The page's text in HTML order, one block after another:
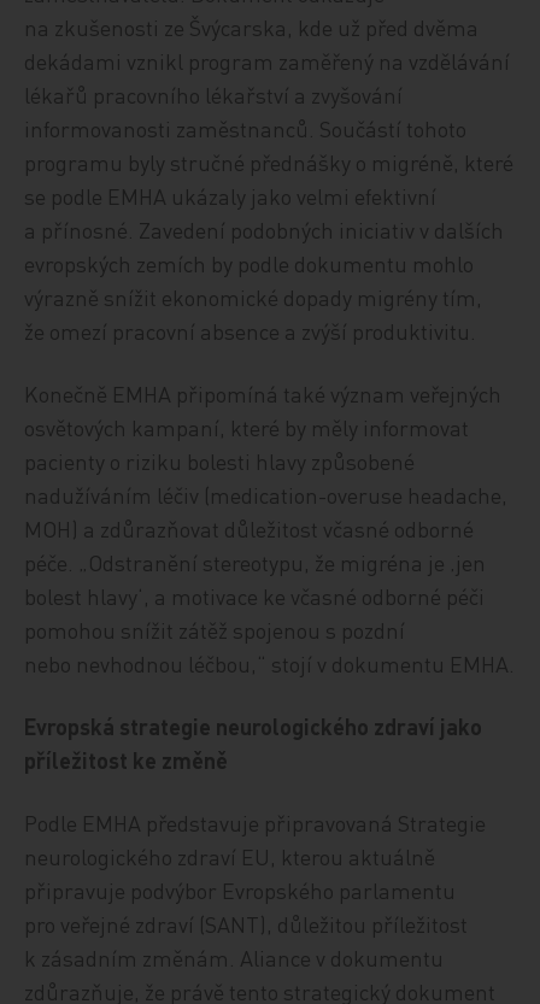
na zkušenosti ze Švýcarska, kde už před dvěma
dekádami vznikl program zaměřený na vzdělávání
lékařů pracovního lékařství a zvyšování
informovanosti zaměstnanců. Součástí tohoto
programu byly stručné přednášky o migréně, které
se podle EMHA ukázaly jako velmi efektivní
a přínosné. Zavedení podobných iniciativ v dalších
evropských zemích by podle dokumentu mohlo
výrazně snížit ekonomické dopady migrény tím,
že omezí pracovní absence a zvýší produktivitu.
Konečně EMHA připomíná také význam veřejných
osvětových kampaní, které by měly informovat
pacienty o riziku bolesti hlavy způsobené
nadužíváním léčiv (medication-overuse headache,
MOH) a zdůrazňovat důležitost včasné odborné
péče. „Odstranění stereotypu, že migréna je ‚jen
bolest hlavy‘, a motivace ke včasné odborné péči
pomohou snížit zátěž spojenou s pozdní
nebo nevhodnou léčbou,“ stojí v dokumentu EMHA.
Evropská strategie neurologického zdraví jako
příležitost ke změně
Podle EMHA představuje připravovaná Strategie
neurologického zdraví EU, kterou aktuálně
připravuje podvýbor Evropského parlamentu
pro veřejné zdraví (SANT), důležitou příležitost
k zásadním změnám. Aliance v dokumentu
zdůrazňuje, že právě tento strategický dokument